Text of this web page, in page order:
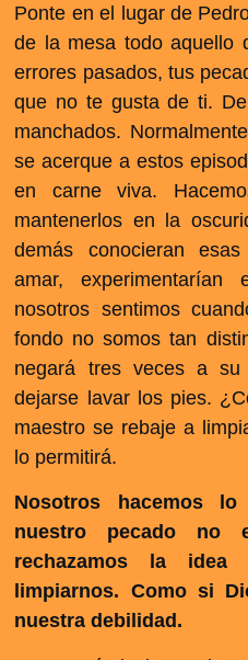
Ponte en el lugar de
de la mesa todo aquello
errores pasados, tus
que no te gusta de ti.
manchados.
se acerque a estos
en carne viva.
mantenerlos en la
demás conocieran
amar,
nosotros sentimos
fondo no somos tan
negará tres veces a
dejarse lavar los pies.
maestro se rebaje a
lo permitirá.
Nosotros hacemos
nuestro pecado
rechazamos la
limpiarnos. Como si
nuestra debilidad.